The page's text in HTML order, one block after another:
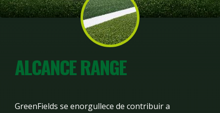
ALCANCE RANGE
GreenFields se enorgullece de contribuir a